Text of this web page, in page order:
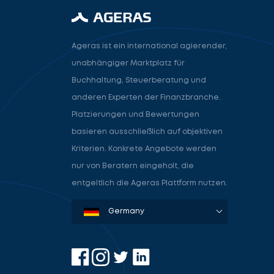
Ageras ist ein international agierender,
unabhängiger Marktplatz für
Buchhaltung, Steuerberatung und
anderen Experten der Finanzbranche.
Platzierungen und Bewertungen
basieren ausschließlich auf objektiven
Kriterien. Konkrete Angebote werden
nur von Beratern eingeholt, die
entgeltlich die Ageras Plattform nutzen.
Denmark
Sweden
Norway
Netherlands
Germany
USA